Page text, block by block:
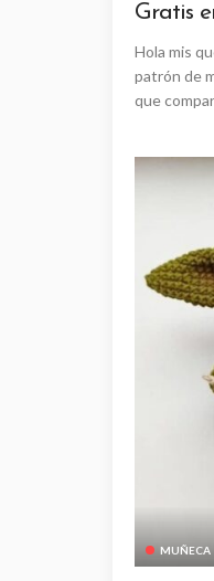
Gratis
Hola mis
patrón de
que
MUÑECA